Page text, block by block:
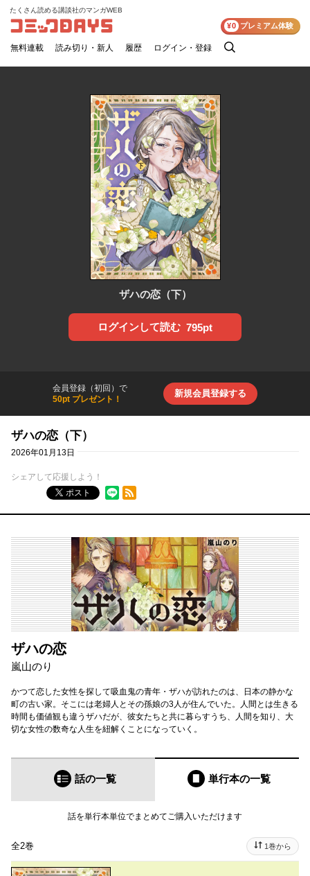
コミックDAYS
たくさん読める講談社のマンガWEB
無料連載 読み切り・新人 履歴 ログイン・登録
検
¥0 プレミアム体験
ザハの恋（下）
ログインして読む 795pt
会員登録（初回）で
50pt プレゼント！
新規会員登録する
ザハの恋（下）
2026年01月13日
シェアして応援しよう！
ポスト
RSSフィード
ザハの恋
嵐山のり
かつて恋した女性を探して吸血鬼の青年・ザハが訪れたのは、日本の静かな
町の古い家。そこには老婦人とその孫娘の3人が住んでいた。人間とは生きる
時間も価値観も違うザハだが、彼女たちと共に暮らすうち、人間を知り、大
切な女性の数奇な人生を紐解くことになっていく。
話の一覧 単行本の一覧
話を単行本単位でまとめてご購入いただけます
全2巻 1巻から